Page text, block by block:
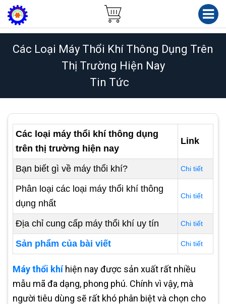
Các Loại Máy Thổi Khí Thông Dụng Trên
Thị Trường Hiện Nay
Tin Tức
Các loại máy thổi khí thông dụng
trên thị trường hiện nay
Link
Bạn biết gì về máy thổi khí? Chi tiết
Phân loại các loại máy thổi khí thông
dụng nhất
Chi tiết
Địa chỉ cung cấp máy thổi khí uy tín Chi tiết
Sản phẩm của bài viết Chi tiết
Máy thổi khíhiện nay được sản xuất rất nhiều
mẫu mã đa dạng, phong phú. Chính vì vậy, mà
người tiêu dùng sẽ rất khó phân biệt và chọn cho